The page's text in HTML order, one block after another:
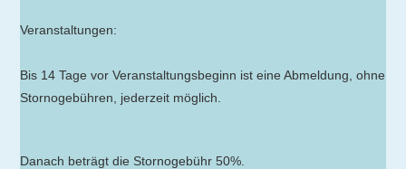
Veranstaltungen:
Bis 14 Tage vor Veranstaltungsbeginn ist eine Abmeldung, ohne
Stornogebühren, jederzeit möglich.
Danach beträgt die Stornogebühr 50%.